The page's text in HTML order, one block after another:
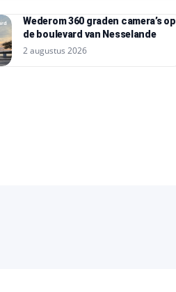
Wederom 360 graden camera’s op
de boulevard van Nesselande
2 augustus 2026